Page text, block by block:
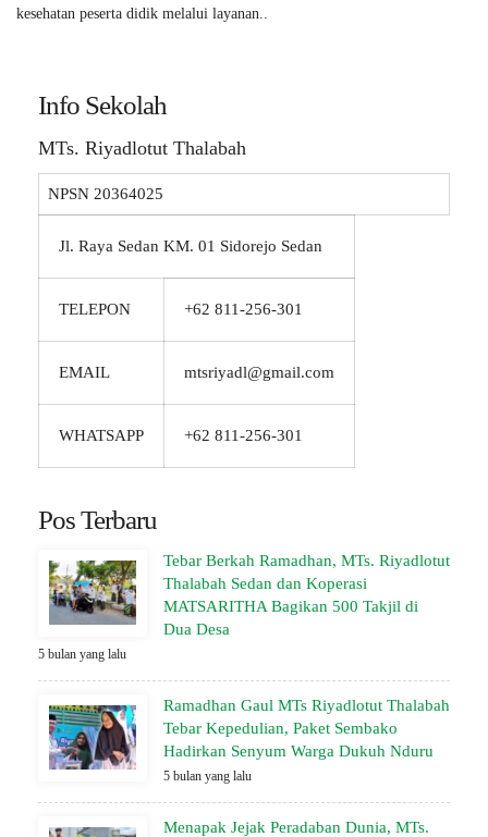
kesehatan peserta didik melalui layanan..
Info Sekolah
MTs. Riyadlotut Thalabah
NPSN 20364025
Jl. Raya Sedan KM. 01 Sidorejo Sedan
TELEPON +62 811-256-301
EMAIL mtsriyadl@gmail.com
WHATSAPP +62 811-256-301
Pos Terbaru
Tebar Berkah Ramadhan, MTs. Riyadlotut
Thalabah Sedan dan Koperasi
MATSARITHA Bagikan 500 Takjil di
Dua Desa
5 bulan yang lalu
Ramadhan Gaul MTs Riyadlotut Thalabah
Tebar Kepedulian, Paket Sembako
Hadirkan Senyum Warga Dukuh Nduru
5 bulan yang lalu
Menapak Jejak Peradaban Dunia, MTs.